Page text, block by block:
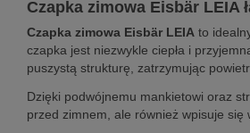
Czapka zimowa Eisbär LEIA
Czapka zimowa Eisbär LEIA to
czapka jest niezwykle ciepła i
puszystą strukturę, zatrzymując
Dzięki podwójnemu mankietowi oraz
przed zimnem, ale również wpisuje się